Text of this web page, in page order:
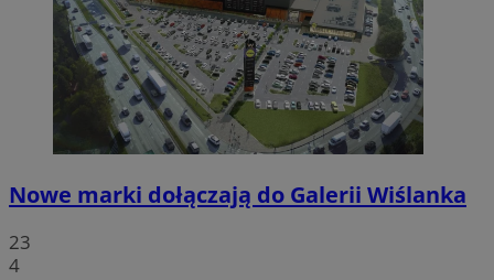
Nowe marki dołączają do Galerii Wiślanka
23
4